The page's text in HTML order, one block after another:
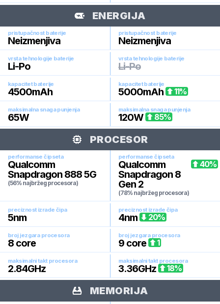
ENERGIJA
pristupačnost baterije
Neizmenjiva
pristupačnost baterije
Neizmenjiva
vrsta tehnologije baterije
Li-Po
vrsta tehnologije baterije
Li-Po
kapacitet baterije
4500mAh
kapacitet baterije
5000mAh 11%
maksimalna snaga punjenja
65W
maksimalna snaga punjenja
120W 85%
PROCESOR
performanse čipseta
Qualcomm
Snapdragon 888 5G
(56% najbržeg procesora)
performanse čipseta
Qualcomm
Snapdragon 8
Gen 2
(78% najbržeg procesora)
40%
preciznost izrade čipa
5nm
preciznost izrade čipa
4nm 20%
broj jezgara procesora
8 core
broj jezgara procesora
9 core 1
maksimalni takt procesora
2.84GHz
maksimalni takt procesora
3.36GHz 18%
MEMORIJA